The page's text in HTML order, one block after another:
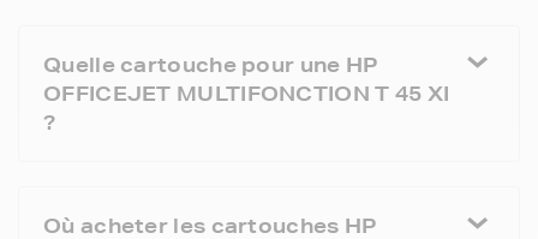
Quelle cartouche pour une HP
OFFICEJET MULTIFONCTION T 45 XI
?
Où acheter les cartouches HP